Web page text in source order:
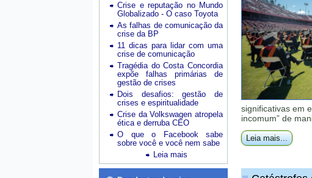
Crise e reputação no Mundo
Globalizado - O caso Toyota
As falhas de comunicação da
crise da BP
11 dicas para lidar com uma
crise de comunicação
Tragédia do Costa Concordia
expõe falhas primárias de
gestão de crises
Dois desafios: gestão de
crises e espiritualidade
Crise da Volkswagen atropela
ética e derruba CEO
O que o Facebook sabe
sobre você e você nem sabe
Leia mais
significativas em
incomum” de
Leia mais...